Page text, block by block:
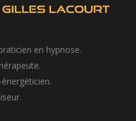
en hypnose.